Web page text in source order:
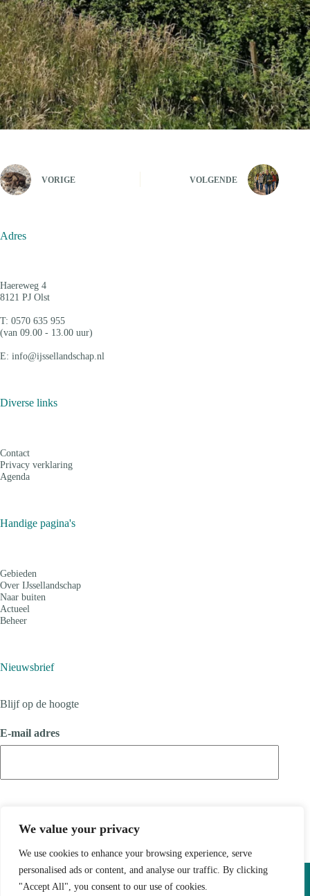
We value your privacy
We use cookies to enhance your browsing experience, serve
personalised ads or content, and analyse our traffic. By clicking
"Accept All", you consent to our use of cookies.
VORIGE VOLGENDE
Adres
Haereweg 4
8121 PJ Olst
T: 0570 635 955
(van 09.00 - 13.00 uur)
E: info@ijssellandschap.nl
Diverse links
Contact
Privacy verklaring
Agenda
Handige pagina's
Gebieden
Over IJssellandschap
Naar buiten
Actueel
Beheer
Nieuwsbrief
Blijf op de hoogte
E-mail adres
Copyright © 2026 ijssellandschap - Ontwikkeld door Best4u
Media